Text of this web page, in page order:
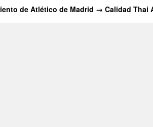
de Atlético de Madrid → Calidad Thai